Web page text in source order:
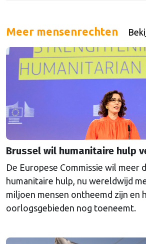
Meer mensenrechten
Brussel wil humanitaire hulp
De Europese Commissie wil meer
humanitaire hulp, nu wereldwijd
miljoen mensen ontheemd zijn en
oorlogsgebieden nog toeneemt.